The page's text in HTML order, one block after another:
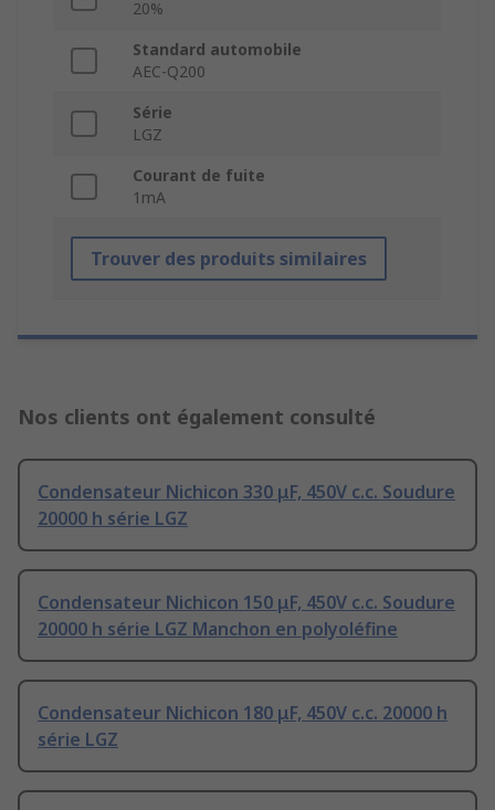
20%
Standard automobile
AEC-Q200
Série
LGZ
Courant de fuite
1mA
Trouver des produits similaires
Nos clients ont également consulté
Condensateur Nichicon 330 μF, 450V c.c. Soudure
20000 h série LGZ
Condensateur Nichicon 150 μF, 450V c.c. Soudure
20000 h série LGZ Manchon en polyoléfine
Condensateur Nichicon 180 μF, 450V c.c. 20000 h
série LGZ